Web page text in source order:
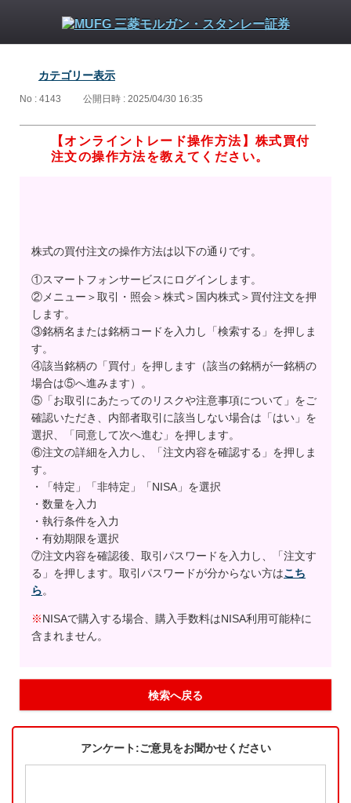
カテゴリー表示
No : 4143 公開日時 : 2025/04/30 16:35
【オンライントレード操作方法】株式買付
注文の操作方法を教えてください。
株式の買付注文の操作方法は以下の通りです。
①スマートフォンサービスにログインします。
②メニュー＞取引・照会＞株式＞国内株式＞買付注文を押
します。
③銘柄名または銘柄コードを入力し「検索する」を押しま
す。
④該当銘柄の「買付」を押します（該当の銘柄が一銘柄の
場合は⑤へ進みます）。
⑤「お取引にあたってのリスクや注意事項について」をご
確認いただき、内部者取引に該当しない場合は「はい」を
選択、「同意して次へ進む」を押します。
⑥注文の詳細を入力し、「注文内容を確認する」を押しま
す。
・「特定」「非特定」「NISA」を選択
・数量を入力
・執行条件を入力
・有効期限を選択
⑦注文内容を確認後、取引パスワードを入力し、「注文す
る」を押します。取引パスワードが分からない方はこち
ら。
※NISAで購入する場合、購入手数料はNISA利用可能枠に
含まれません。
検索へ戻る
アンケート:ご意見をお聞かせください